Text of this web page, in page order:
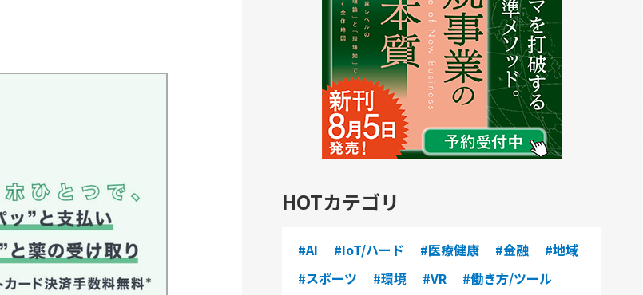
HOTカテゴリ
#AI #IoT/ハード #医療健康 #金融
#地域
#スポーツ
#環境 #VR
#働き方/ツール